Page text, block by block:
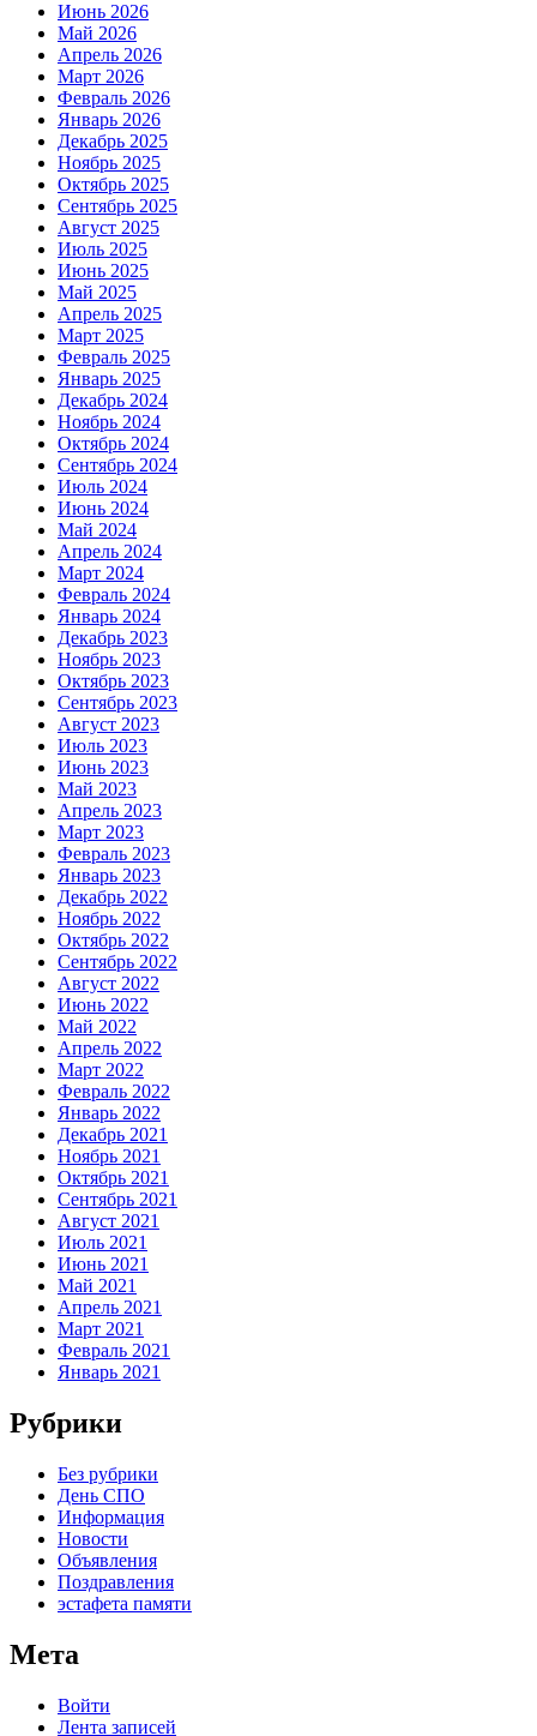
Июнь 2026
Май 2026
Апрель 2026
Март 2026
Февраль 2026
Январь 2026
Декабрь 2025
Ноябрь 2025
Октябрь 2025
Сентябрь 2025
Август 2025
Июль 2025
Июнь 2025
Май 2025
Апрель 2025
Март 2025
Февраль 2025
Январь 2025
Декабрь 2024
Ноябрь 2024
Октябрь 2024
Сентябрь 2024
Июль 2024
Июнь 2024
Май 2024
Апрель 2024
Март 2024
Февраль 2024
Январь 2024
Декабрь 2023
Ноябрь 2023
Октябрь 2023
Сентябрь 2023
Август 2023
Июль 2023
Июнь 2023
Май 2023
Апрель 2023
Март 2023
Февраль 2023
Январь 2023
Декабрь 2022
Ноябрь 2022
Октябрь 2022
Сентябрь 2022
Август 2022
Июнь 2022
Май 2022
Апрель 2022
Март 2022
Февраль 2022
Январь 2022
Декабрь 2021
Ноябрь 2021
Октябрь 2021
Сентябрь 2021
Август 2021
Июль 2021
Июнь 2021
Май 2021
Апрель 2021
Март 2021
Февраль 2021
Январь 2021
Рубрики
Без рубрики
День СПО
Информация
Новости
Объявления
Поздравления
эстафета памяти
Мета
Войти
Лента записей